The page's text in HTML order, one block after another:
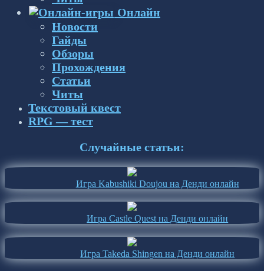
Онлайн
Новости
Гайды
Обзоры
Прохождения
Статьи
Читы
Текстовый квест
RPG — тест
Случайные статьи:
Игра Kabushiki Doujou на Денди онлайн
Игра Castle Quest на Денди онлайн
Игра Takeda Shingen на Денди онлайн